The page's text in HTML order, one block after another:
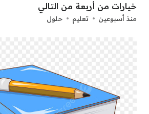
خيارات من أربعة من التالي
منذ أسبوعين تعليم حلول